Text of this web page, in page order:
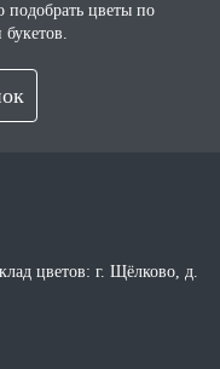
подобрать цветы по
цветов: г. Щёлково, д.